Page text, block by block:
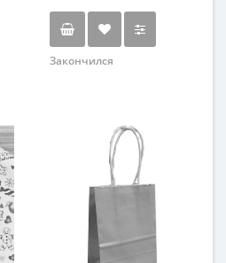
Закончился